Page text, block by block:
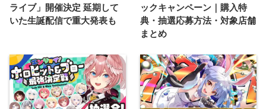
ライブ」開催決定 延期して
いた生誕配信で重大発表も
ックキャンペーン｜購入特
典・抽選応募方法・対象店舗
まとめ